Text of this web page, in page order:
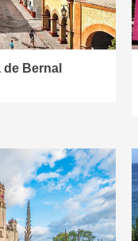
de Bernal